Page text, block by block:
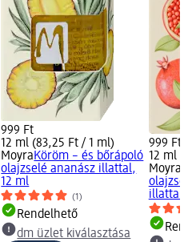
999 Ft
12 ml (83,25 Ft / 1 ml)
MoyraKöröm – és bőrápoló
olajzselé ananász illattal,
12 ml
(1)
Rendelhető
dm üzlet kiválasztása
999 Ft
12 ml
Moyra
illattal,